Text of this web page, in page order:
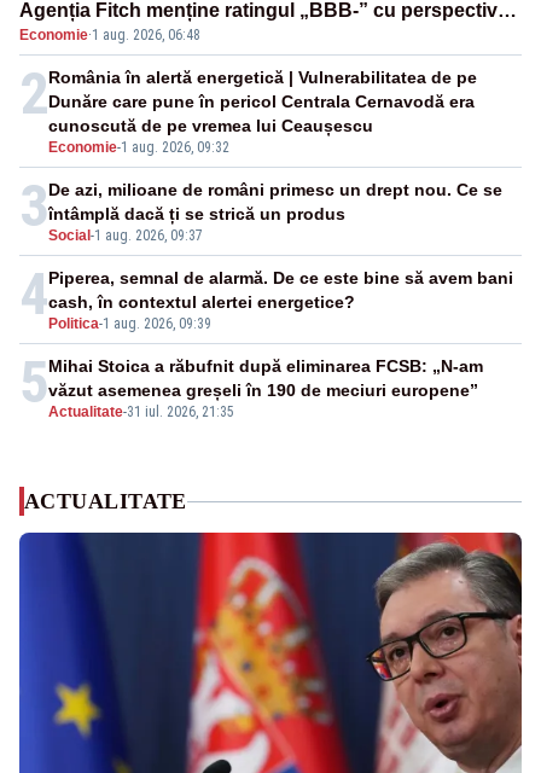
Agenția Fitch menține ratingul „BBB-” cu perspectivă
negativă
Economie·1 aug. 2026, 06:48
2
Economie-1 aug. 2026, 09:32
România în alertă energetică | Vulnerabilitatea de pe
Dunăre care pune în pericol Centrala Cernavodă era
cunoscută de pe vremea lui Ceaușescu
3Social -1 aug. 2026, 09:37
De azi, milioane de români primesc un drept nou. Ce se
întâmplă dacă ți se strică un produs
4 Politica-1 aug. 2026, 09:39
Piperea, semnal de alarmă. De ce este bine să avem bani
cash, în contextul alertei energetice?
5Actualitate-31 iul. 2026, 21:35
Mihai Stoica a răbufnit după eliminarea FCSB: „N-am
văzut asemenea greșeli în 190 de meciuri europene”
ACTUALITATE